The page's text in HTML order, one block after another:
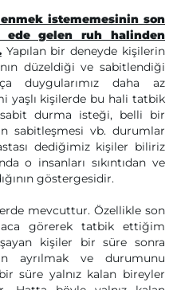
istememesinin son
ede gelen ruh halinden
Yapılan bir deneyde kişilerin
düzeldiği ve sabitlendiği
duygularımız daha az
yaşlı kişilerde bu hali tatbik
durma isteği, belli bir
sabitleşmesi vb. durumlar
dediğimiz kişiler biliriz
o insanları sıkıntıdan ve
göstergesidir.
mevcuttur. Özellikle son
görerek tatbik ettiğim
kişiler bir süre sonra
ayrılmak ve durumunu
süre yalnız kalan bireyler